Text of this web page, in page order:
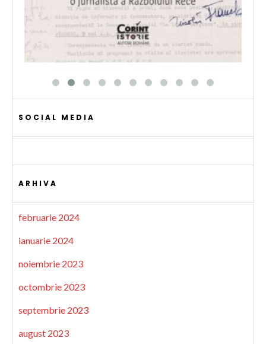
SOCIAL MEDIA
ARHIVA
februarie 2024
ianuarie 2024
noiembrie 2023
octombrie 2023
septembrie 2023
august 2023